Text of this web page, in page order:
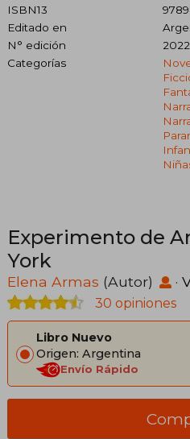
ISBN13
Editado en
N° edición
2022
Categorías
Experimento de
York
Elena Armas (Autor) ·
30 opiniones
Libro Nuevo
Origen: Argentina
Envío Rápido